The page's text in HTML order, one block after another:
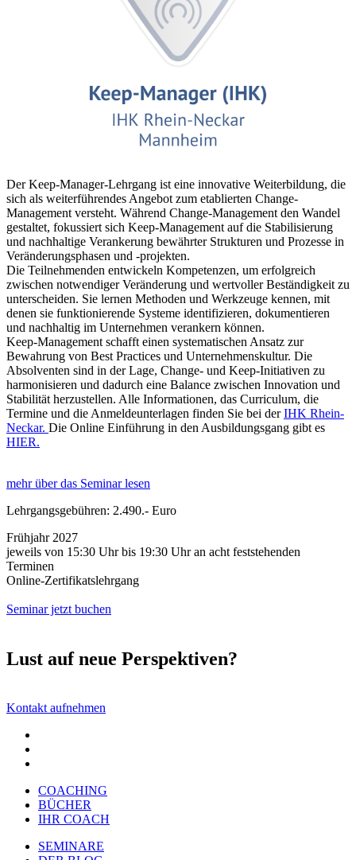
Der Keep-Manager-Lehrgang ist eine innovative Weiterbildung, die
sich als weiterführendes Angebot zum etablierten Change-
Management versteht. Während Change-Management den Wandel
gestaltet, fokussiert sich Keep-Management auf die Stabilisierung
und nachhaltige Verankerung bewährter Strukturen und Prozesse in
Veränderungsphasen und -projekten.
Die Teilnehmenden entwickeln Kompetenzen, um erfolgreich
zwischen notwendiger Veränderung und wertvoller Beständigkeit zu
unterscheiden. Sie lernen Methoden und Werkzeuge kennen, mit
denen sie funktionierende Systeme identifizieren, dokumentieren
und nachhaltig im Unternehmen verankern können.
Keep-Management schafft einen systematischen Ansatz zur
Bewahrung von Best Practices und Unternehmenskultur. Die
Absolventen sind in der Lage, Change- und Keep-Initiativen zu
harmonisieren und dadurch eine Balance zwischen Innovation und
Stabilität herzustellen. Alle Informationen, das Curriculum, die
Termine und die Anmeldeunterlagen finden Sie bei derIHK Rhein-
Neckar. Die Online Einführung in den Ausbildungsgang gibt es
HIER.
mehr über das Seminar lesen
Lehrgangsgebühren: 2.490.- Euro
Frühjahr 2027
jeweils von 15:30 Uhr bis 19:30 Uhr an acht feststehenden
Terminen
Online-Zertifikatslehrgang
Seminar jetzt buchen
Lust auf neue Perspektiven?
Kontakt aufnehmen
COACHING
BÜCHER
IHR COACH
SEMINARE